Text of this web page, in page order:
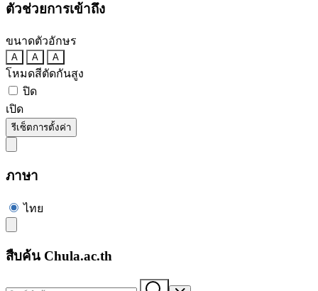
ตัวช่วยการเข้าถึง
ขนาดตัวอักษร
A A A
โหมดสีตัดกันสูง
ปิด
เปิด
รีเซ็ตการตั้งค่า
ภาษา
ไทย
สืบค้น Chula.ac.th